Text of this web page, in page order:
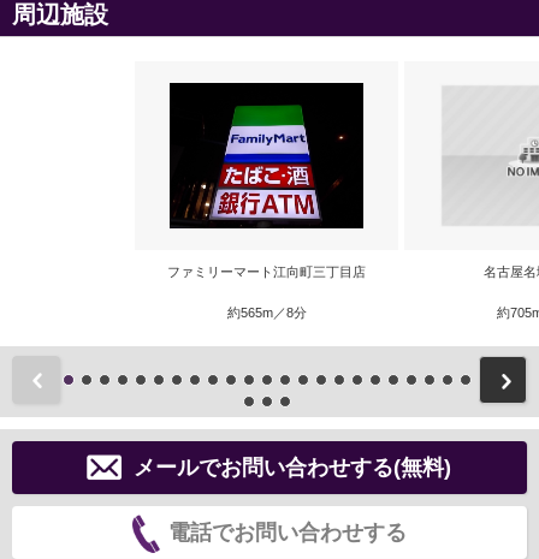
周辺施設
ファミリーマート江向町三丁目店
約565m／8分
名古屋
約
前
メールでお問い合わせする(無料)
電話でお問い合わせする